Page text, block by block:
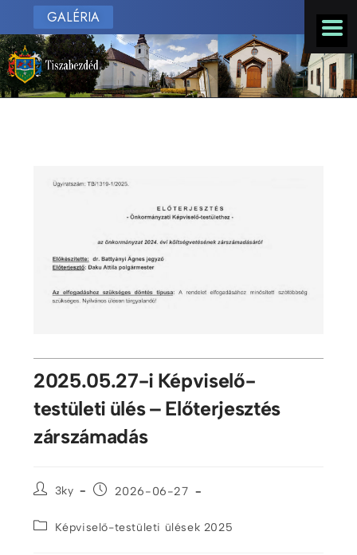
GALÉRIA
2025.05.27-i Képviselő-
testületi ülés – Előterjesztés
zárszámadás
3ky 2026-06-27
Képviselő-testületi ülések 2025